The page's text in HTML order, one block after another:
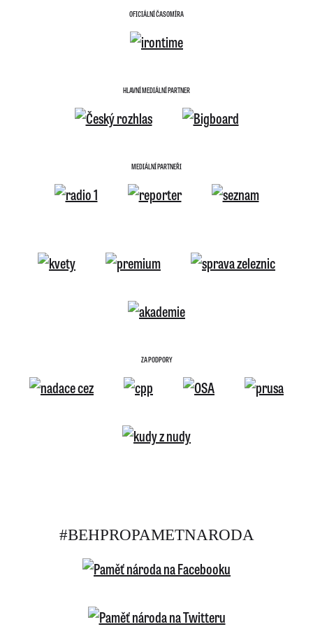
OFICIÁLNÍ ČASOMÍRA
HLAVNÍ MEDIÁLNÍ PARTNER
MEDIÁLNÍ PARTNEŘI
ZA PODPORY
#BEHPROPAMETNARODA